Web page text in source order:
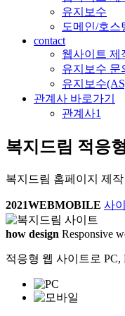
유지보수
도메인/호스
contact
웹사이트 제
유지보수 문
유지보수
관계사 바로가기
관계사1
복지드림 적응
복지드림 홈페이지 제작
2021WEBMOBILE 사
how design Responsive
적응형 웹 사이트로